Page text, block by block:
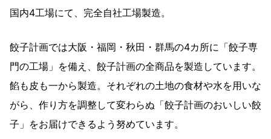
国内4工場にて、完全自社工場製造。
餃子計画では大阪・福岡・秋田・群馬の4カ所に「餃子専
門の工場」を備え、餃子計画の全商品を製造しています。
餡も皮も一から製造。それぞれの土地の食材や水を用いな
がら、作り方を調整して変わらぬ「餃子計画のおいしい餃
子」をお届けできるよう努めています。